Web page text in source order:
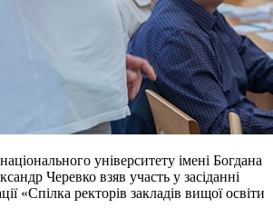
університету імені Богдана
Черевко взяв участь у засіданні
«Спілка ректорів закладів вищої освіти